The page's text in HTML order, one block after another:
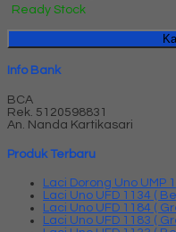
Ready Stock
Info Bank
BCA
Rek. 5120598831
An. Nanda Kartikasari
Produk Terbaru
Laci Dorong Uno UMP
Laci Uno UFD 1134 (
Laci Uno UFD 1184 (
Laci Uno UFD 1183 (